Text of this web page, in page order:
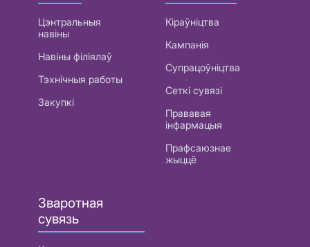
Цэнтральныя
навіны
Навіны філіялаў
Тэхнічныя работы
Закупкі
Кіраўніцтва
Кампанія
Супрацоўніцтва
Сеткі сувязі
Прававая
інфармацыя
Прафсаюзнае
жыццё
Зваротная
сувязь